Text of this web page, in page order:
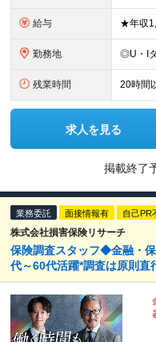
給与
勤務地
残業時間 20時間
求人を見る
掲載終了
業務委託 面接情報有 自己PR
株式会社損害保険リサーチ
保険調査スタッフ◆金融・
代～60代活躍*調査は原則直